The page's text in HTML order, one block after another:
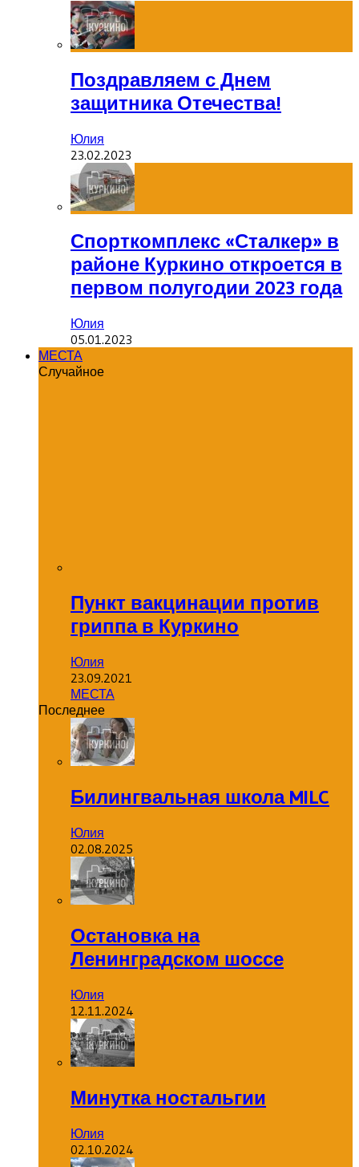
Поздравляем с Днем
защитника Отечества!
Юлия
23.02.2023
Спорткомплекс «Сталкер» в
районе Куркино откроется в
первом полугодии 2023 года
Юлия
05.01.2023
МЕСТА
Случайное
Пункт вакцинации против
гриппа в Куркино
Юлия
23.09.2021
МЕСТА
Последнее
Билингвальная школа MILC
Юлия
02.08.2025
Остановка на
Ленинградском шоссе
Юлия
12.11.2024
Минутка ностальгии
Юлия
02.10.2024